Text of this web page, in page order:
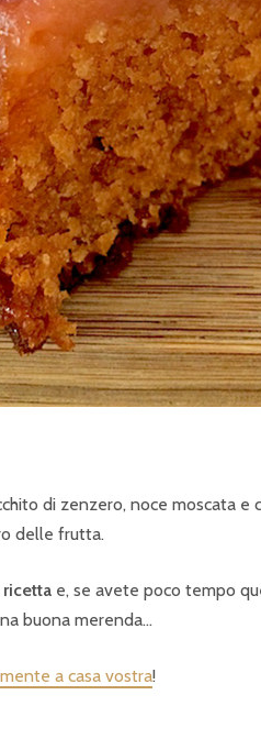
di zenzero, noce moscata e
delle frutta.
ricetta e, se avete poco tempo
buona merenda…
a casa vostra!